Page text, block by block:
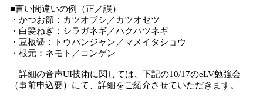
■言い間違いの例（正／誤）
・かつお節：カツオブシ／カツオセツ
・白髪ねぎ：シラガネギ／ハクハツネギ
・豆板醤：トウバンジャン／マメイタショウ
・根元：ネモト／コンゲン
詳細の音声UI技術に関しては、下記の10/17のeLV勉強会
（事前申込要）にて、詳細をご紹介させていただきます。